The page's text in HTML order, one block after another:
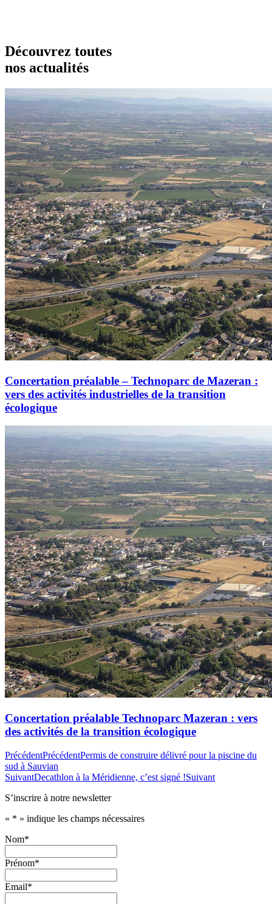
Découvrez toutes
nos actualités
Concertation préalable – Technoparc de Mazeran :
vers des activités industrielles de la transition
écologique
Concertation préalable Technoparc Mazeran : vers
des activités de la transition écologique
PrécédentPrécédentPermis de construire délivré pour la piscine du
sud à Sauvian
SuivantDecathlon à la Méridienne, c’est signé !Suivant
S’inscrire à notre newsletter
« * » indique les champs nécessaires
Nom*
Prénom*
Email*